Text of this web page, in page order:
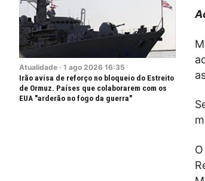
Atualidade · 1 ago 2026 16:35
Irão avisa de reforço no bloqueio do Estreito
de Ormuz. Países que colaborarem com os
EUA "arderão no fogo da guerra"